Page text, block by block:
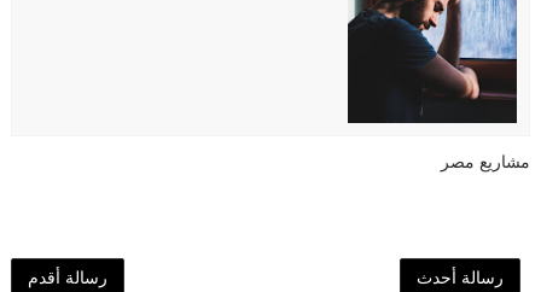
مشاريع مصر
رسالة أحدث رسالة أقدم